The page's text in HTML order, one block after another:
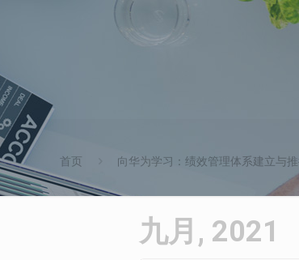
首页 向华为学习：绩效管理体系建立与
九月, 2021